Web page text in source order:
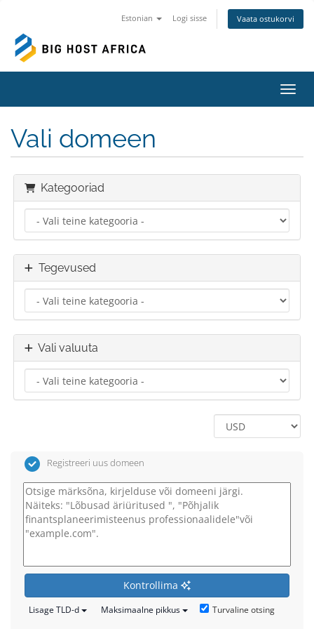
Estonian Logi sisse Vaata ostukorvi
Vali domeen
Kategooriad
Tegevused
Vali valuuta
Registreeri uus domeen
Kontrollima
Lisage TLD-d Maksimaalne pikkus Turvaline otsing